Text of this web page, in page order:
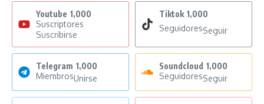
Youtube 1,000
Suscriptores
Suscribirse
Tiktok 1,000
SeguidoresSeguir
Telegram 1,000
MiembrosUnirse
Soundcloud 1,000
SeguidoresSeguir